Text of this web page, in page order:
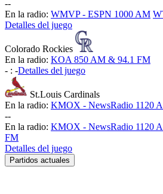
--
En la radio: WMVP - ESPN 1000 AM
Detalles del juego
Colorado Rockies
En la radio: KOA 850 AM & 94.1 FM
- : -Detalles del juego
St.Louis Cardinals
En la radio: KMOX - NewsRadio 1120
--
En la radio: KMOX - NewsRadio 1120
FM
Detalles del juego
Partidos actuales